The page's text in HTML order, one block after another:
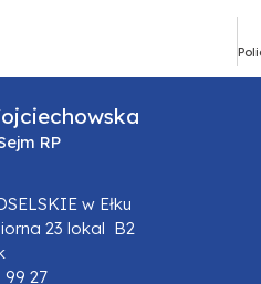
RP
w Ełku
23 lokal B2
99 27